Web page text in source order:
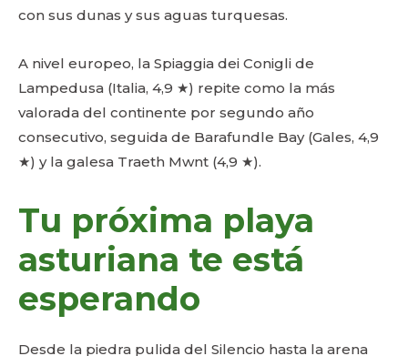
con sus dunas y sus aguas turquesas.
A nivel europeo, la Spiaggia dei Conigli de
Lampedusa (Italia, 4,9 ★) repite como la más
valorada del continente por segundo año
consecutivo, seguida de Barafundle Bay (Gales, 4,9
★) y la galesa Traeth Mwnt (4,9 ★).
Tu próxima playa
asturiana te está
esperando
Desde la piedra pulida del Silencio hasta la arena